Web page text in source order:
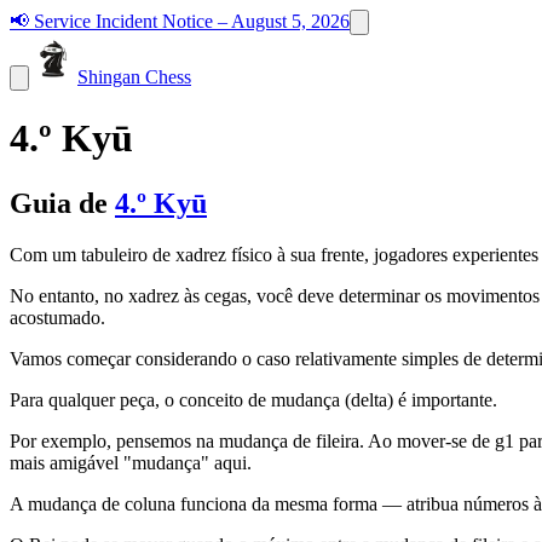
📢 Service Incident Notice – August 5, 2026
Shingan Chess
4.º Kyū
Guia de 4.º Kyū
Com um tabuleiro de xadrez físico à sua frente, jogadores
No entanto, no xadrez às cegas, você deve determinar os
acostumado.
Vamos começar considerando o caso relativamente simples de
Para qualquer peça, o conceito de mudança (delta) é importante.
Por exemplo, pensemos na mudança de fileira. Ao mover-se de g1
mais amigável "mudança" aqui.
A mudança de coluna funciona da mesma forma — atribua números